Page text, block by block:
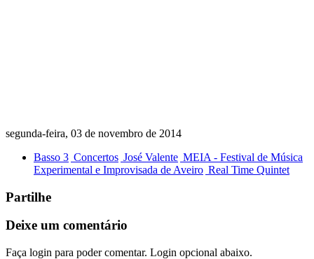
segunda-feira, 03 de novembro de 2014
Basso 3 Concertos José Valente MEIA - Festival de Música
Experimental e Improvisada de Aveiro Real Time Quintet
Partilhe
Deixe um comentário
Faça login para poder comentar. Login opcional abaixo.